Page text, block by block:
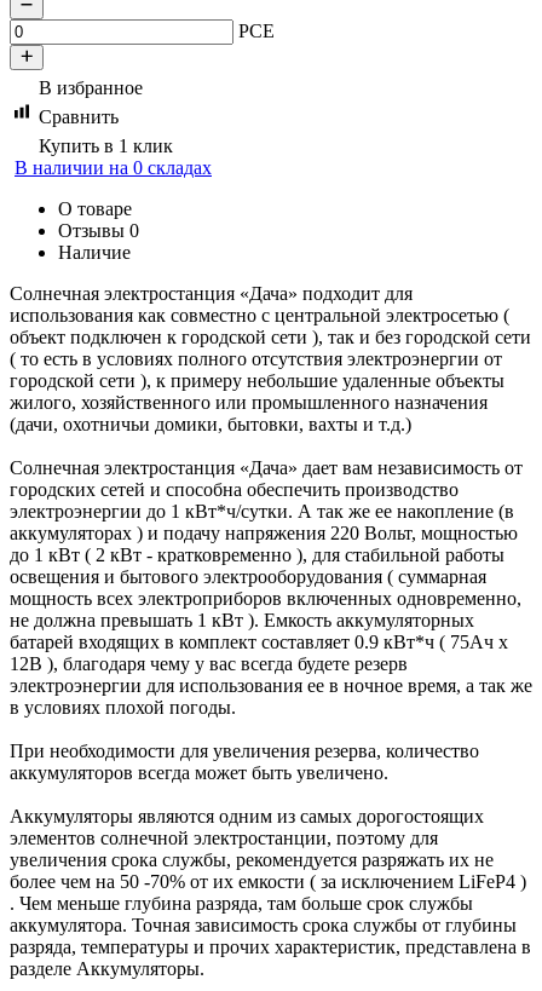
PCE
В избранное
Сравнить
Купить в 1 клик
В наличии на 0 складах
О товаре
Отзывы 0
Наличие
Солнечная электростанция «Дача» подходит для
использования как совместно с центральной электросетью (
объект подключен к городской сети ), так и без городской сети
( то есть в условиях полного отсутствия электроэнергии от
городской сети ), к примеру небольшие удаленные объекты
жилого, хозяйственного или промышленного назначения
(дачи, охотничьи домики, бытовки, вахты и т.д.)
Солнечная электростанция «Дача» дает вам независимость от
городских сетей и способна обеспечить производство
электроэнергии до 1 кВт*ч/сутки. А так же ее накопление (в
аккумуляторах ) и подачу напряжения 220 Вольт, мощностью
до 1 кВт ( 2 кВт - кратковременно ), для стабильной работы
освещения и бытового электрооборудования ( суммарная
мощность всех электроприборов включенных одновременно,
не должна превышать 1 кВт ). Емкость аккумуляторных
батарей входящих в комплект составляет 0.9 кВт*ч ( 75Ач x
12В ), благодаря чему у вас всегда будете резерв
электроэнергии для использования ее в ночное время, а так же
в условиях плохой погоды.
При необходимости для увеличения резерва, количество
аккумуляторов всегда может быть увеличено.
Аккумуляторы являются одним из самых дорогостоящих
элементов солнечной электростанции, поэтому для
увеличения срока службы, рекомендуется разряжать их не
более чем на 50 -70% от их емкости ( за исключением LiFeP4 )
. Чем меньше глубина разряда, там больше срок службы
аккумулятора. Точная зависимость срока службы от глубины
разряда, температуры и прочих характеристик, представлена в
разделе Аккумуляторы.